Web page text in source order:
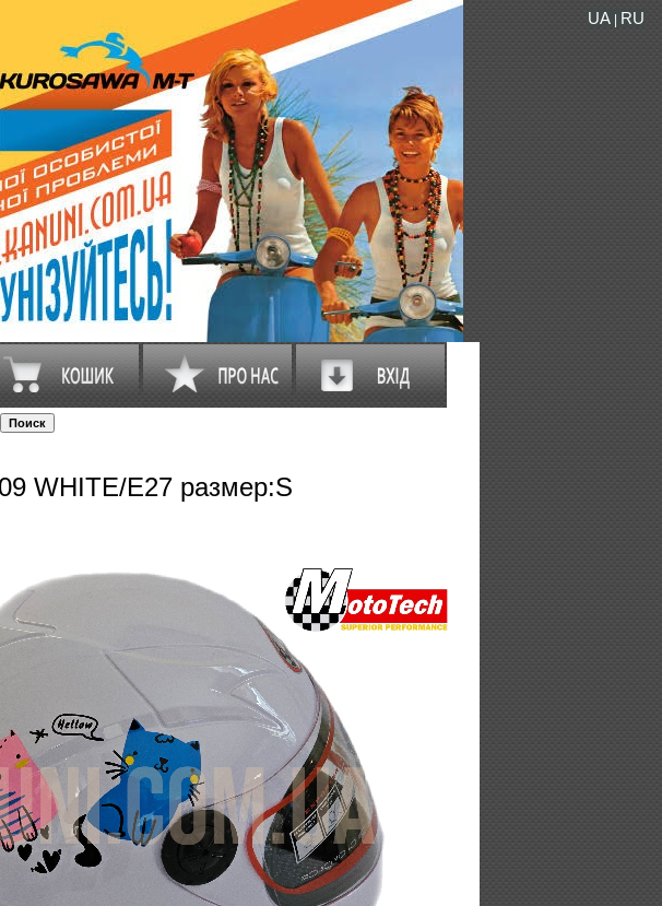
UA RU
WHITE/E27 размер:S